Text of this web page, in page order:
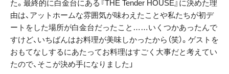
た。最終的に白金台にある『THE Tender HOUSE』に決めた理
由は、アットホームな雰囲気が味わえたことや私たちが初デ
ートをした場所が白金台だったこと……いくつかあったんで
すけど、いちばんはお料理が美味しかったから（笑）。ゲストを
おもてなしするにあたってお料理はすごく大事だと考えてい
たので、そこが決め手になりました」